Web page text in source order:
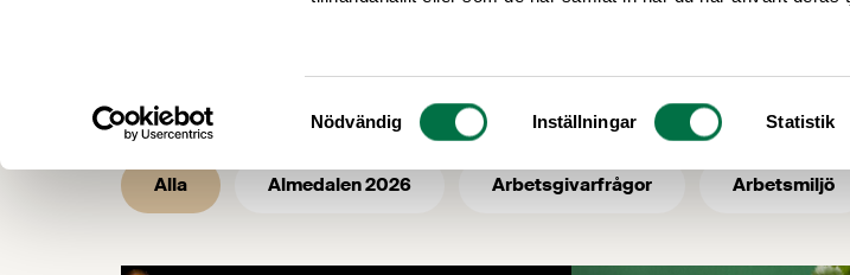
Samtyckesval
Nödvändig Inställningar Statistik
Nyhetsarkiv - ämne:
Alla Almedalen 2026 Arbetsgivarfrågor Arbetsmiljö